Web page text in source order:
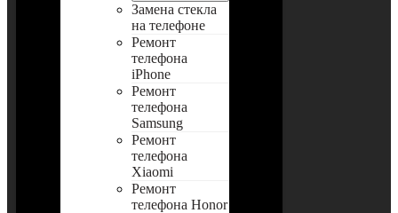
Замена стекла
на телефоне
Ремонт
телефона
iPhone
Ремонт
телефона
Samsung
Ремонт
телефона
Xiaomi
Ремонт
телефона Honor